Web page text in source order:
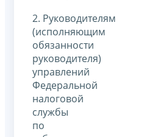
2. Руководителям
(исполняющим
обязанности
руководителя)
управлений
Федеральной
налоговой
службы
по